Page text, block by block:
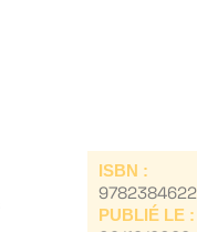
ISBN :
PUBLIÉ LE :